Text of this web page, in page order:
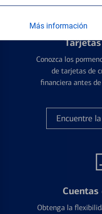
Más información
Conozca los
de tarjetas de
financiera antes
Encuentre
Cuentas
Obtenga la